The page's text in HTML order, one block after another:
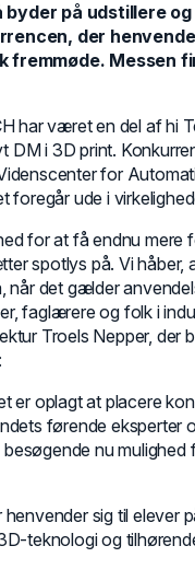
byder på udstillere
der
fremmøde. Messen
har været en del af hi
DM i 3D print.
for
foregår ude i
for at få endnu
spotlys på. Vi håber,
når det gælder
faglærere og folk i
Troels Nepper, der
er oplagt at placere
førende eksperter
nu
henvender sig til elever
teknologi og